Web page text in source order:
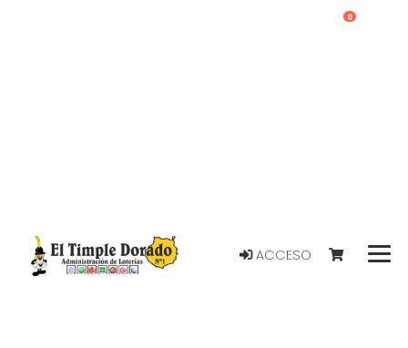
ACCESO
0